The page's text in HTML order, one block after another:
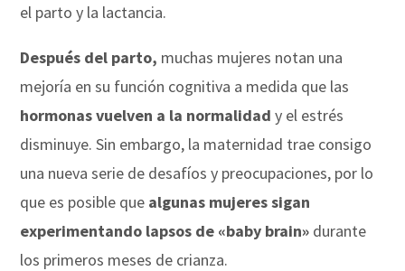
el parto y la lactancia.
Después del parto, muchas mujeres notan una
mejoría en su función cognitiva a medida que las
hormonas vuelven a la normalidad y el estrés
disminuye. Sin embargo, la maternidad trae consigo
una nueva serie de desafíos y preocupaciones, por lo
que es posible que algunas mujeres sigan
experimentando lapsos de «baby brain» durante
los primeros meses de crianza.